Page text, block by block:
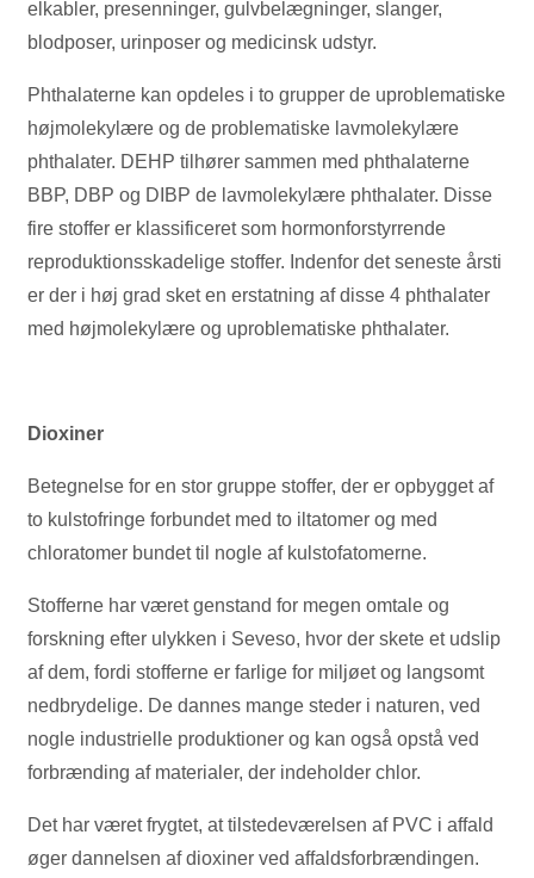
elkabler, presenninger, gulvbelægninger, slanger,
blodposer, urinposer og medicinsk udstyr.
Phthalaterne kan opdeles i to grupper de uproblematiske
højmolekylære og de problematiske lavmolekylære
phthalater. DEHP tilhører sammen med phthalaterne
BBP, DBP og DIBP de lavmolekylære phthalater. Disse
fire stoffer er klassificeret som hormonforstyrrende
reproduktionsskadelige stoffer. Indenfor det seneste årsti
er der i høj grad sket en erstatning af disse 4 phthalater
med højmolekylære og uproblematiske phthalater.
Dioxiner
Betegnelse for en stor gruppe stoffer, der er opbygget af
to kulstofringe forbundet med to iltatomer og med
chloratomer bundet til nogle af kulstofatomerne.
Stofferne har været genstand for megen omtale og
forskning efter ulykken i Seveso, hvor der skete et udslip
af dem, fordi stofferne er farlige for miljøet og langsomt
nedbrydelige. De dannes mange steder i naturen, ved
nogle industrielle produktioner og kan også opstå ved
forbrænding af materialer, der indeholder chlor.
Det har været frygtet, at tilstedeværelsen af PVC i affald
øger dannelsen af dioxiner ved affaldsforbrændingen.